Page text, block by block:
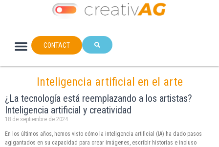
CONTACT
Inteligencia artificial en el arte
¿La tecnología está reemplazando a los artistas?
Inteligencia artificial y creatividad
18 de septiembre de 2024
En los últimos años, hemos visto cómo la inteligencia artificial (IA) ha dado pasos
agigantados en su capacidad para crear imágenes, escribir historias e incluso